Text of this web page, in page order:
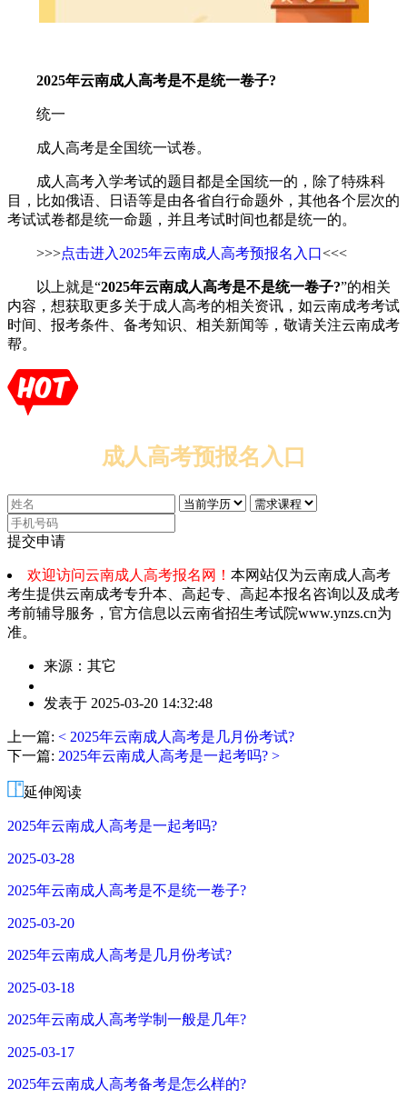
2025年云南成人高考是不是统一卷子?
统一
成人高考是全国统一试卷。
成人高考入学考试的题目都是全国统一的，除了特殊科
目，比如俄语、日语等是由各省自行命题外，其他各个层次的
考试试卷都是统一命题，并且考试时间也都是统一的。
>>>点击进入2025年云南成人高考预报名入口<<<
以上就是“2025年云南成人高考是不是统一卷子?”的相关
内容，想获取更多关于成人高考的相关资讯，如云南成考考试
时间、报考条件、备考知识、相关新闻等，敬请关注云南成考
帮。
成人高考预报名入口
提交申请
欢迎访问云南成人高考报名网！ 本网站仅为云南成人高考
考生提供云南成考专升本、高起专、高起本报名咨询以及成考
考前辅导服务，官方信息以云南省招生考试院www.ynzs.cn为
准。
来源：其它
者：
老
师
发表于 2025-03-20 14:32:48
上一篇: < 2025年云南成人高考是几月份考试?
下一篇: 2025年云南成人高考是一起考吗? >
延伸阅读
2025年云南成人高考是一起考吗?
2025-03-28
2025年云南成人高考是不是统一卷子?
2025-03-20
2025年云南成人高考是几月份考试?
2025-03-18
2025年云南成人高考学制一般是几年?
2025-03-17
2025年云南成人高考备考是怎么样的?